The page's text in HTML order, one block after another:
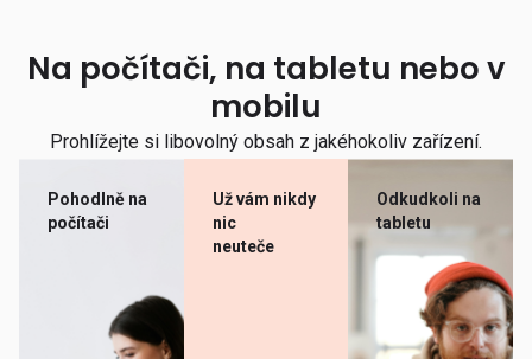
Na počítači, na tabletu nebo v
mobilu
Prohlížejte si libovolný obsah z jakéhokoliv zařízení.
Pohodlně na
počítači
Už vám nikdy
nic
neuteče
Odkudkoli na
tabletu